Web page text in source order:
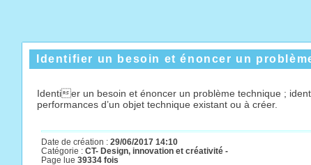
Identifier un besoin et énoncer un
Identier un besoin et énoncer un problème technique ;
performances d’un objet technique existant ou à créer.
Date de création : 29/06/2017 14:10
Catégorie : CT- Design, innovation et créativité -
Page lue 39334 fois